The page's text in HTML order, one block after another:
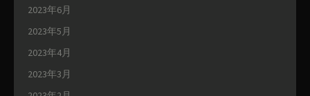
2023年6月
2023年5月
2023年4月
2023年3月